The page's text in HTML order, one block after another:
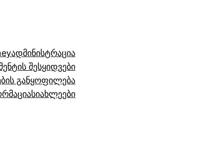
ადმინისტრაცია
შესყიდვები
განყოფილება
სიახლეები